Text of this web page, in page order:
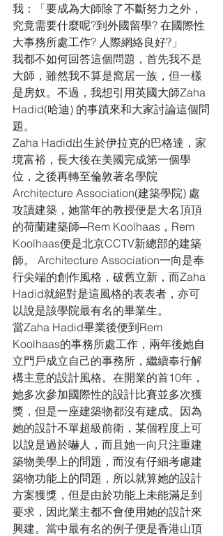
我：「要成為大師除了不斷努力之外，
究竟需要什麼呢?到外國留學? 在國際性
大事務所處工作? 人際網絡良好?」
我都不如何回答這個問題，首先我不是
大師，雖然我不算是窩居一族，但一樣
是房奴。不過，我想引用英國大師Zaha
Hadid(哈迪) 的事蹟來和大家討論這個問
題。
Zaha Hadid出生於伊拉克的巴格達，家
境富裕，長大後在美國完成第一個學
位，之後再轉至倫敦著名學院
Architecture Association(建築學院) 處
攻讀建築，她當年的教授便是大名頂頂
的荷蘭建築師─Rem Koolhaas，Rem
Koolhaas便是北京CCTV新總部的建築
師。 Architecture Association一向是奉
行尖端的創作風格，破舊立新，而Zaha
Hadid就絕對是這風格的表表者，亦可
以說是該學院最有名的畢業生。
當Zaha Hadid畢業後便到Rem
Koolhaas的事務所處工作，兩年後她自
立門戶成立自己的事務所，繼續奉行解
構主意的設計風格。在開業的首10年，
她多次參加國際性的設計比賽並多次獲
獎，但是一座建築物都沒有建成。因為
她的設計不單超級前衛，某個程度上可
以說是過於嚇人，而且她一向只注重建
築物美學上的問題，而沒有仔細考慮建
築物功能上的問題，所以就算她的設計
方案獲獎，但是由於功能上未能滿足到
要求，因此業主都不會使用她的設計來
興建。當中最有名的例子便是香港山頂